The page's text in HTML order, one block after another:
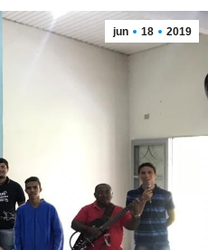
jun 18 2019